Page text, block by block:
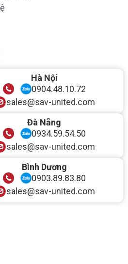
Hà Nội
0904.48.10.72
sales@sav-united.com
Đà Nẵng
0934.59.54.50
sales@sav-united.com
Bình Dương
0903.89.83.80
sales@sav-united.com